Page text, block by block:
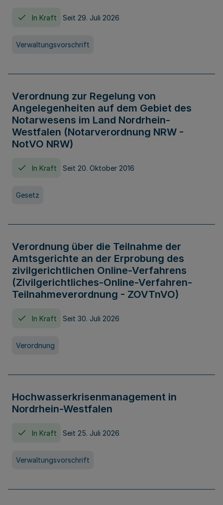
In Kraft Seit 29. Juli 2026
Verwaltungsvorschrift
Verordnung zur Regelung von
Angelegenheiten auf dem Gebiet des
Notarwesens im Land Nordrhein-
Westfalen (Notarverordnung NRW -
NotVO NRW)
In Kraft Seit 20. Oktober 2016
Gesetz
Verordnung über die Teilnahme der
Amtsgerichte an der Erprobung des
zivilgerichtlichen Online-Verfahrens
(Zivilgerichtliches-Online-Verfahren-
Teilnahmeverordnung - ZOVTnVO)
In Kraft Seit 30. Juli 2026
Verordnung
Hochwasserkrisenmanagement in
Nordrhein-Westfalen
In Kraft Seit 25. Juli 2026
Verwaltungsvorschrift